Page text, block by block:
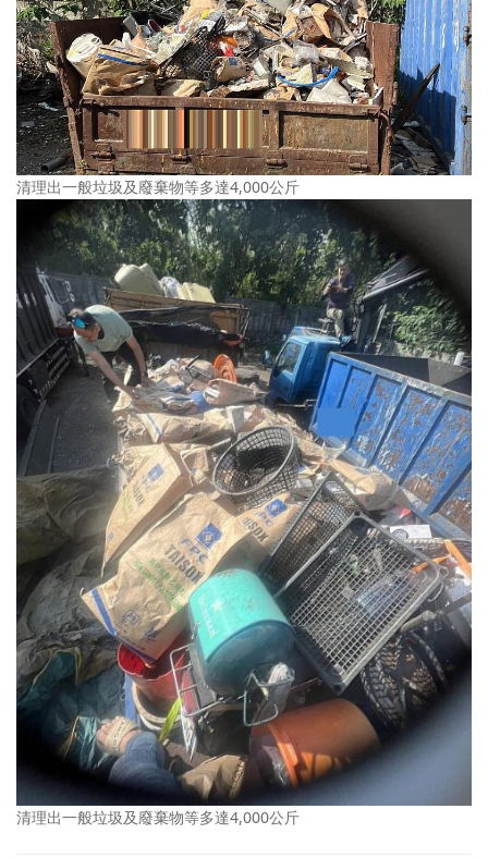
清理出一般垃圾及廢棄物等多達4,000公斤
清理出一般垃圾及廢棄物等多達4,000公斤